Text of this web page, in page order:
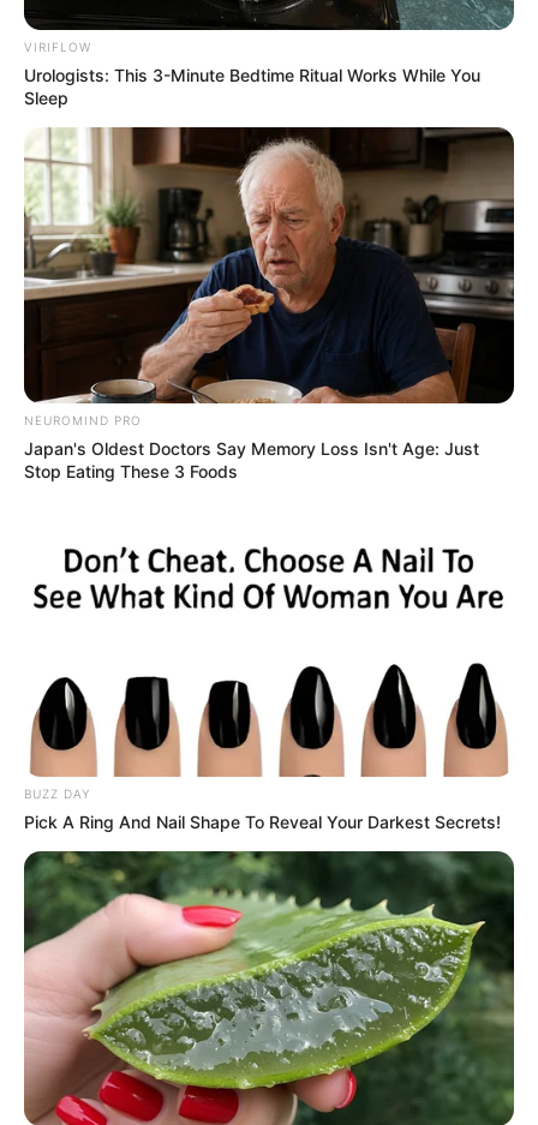
VIRIFLOW
Urologists: This 3-Minute Bedtime Ritual Works While You
Sleep
NEUROMIND PRO
Japan's Oldest Doctors Say Memory Loss Isn't Age: Just
Stop Eating These 3 Foods
BUZZ DAY
Pick A Ring And Nail Shape To Reveal Your Darkest Secrets!